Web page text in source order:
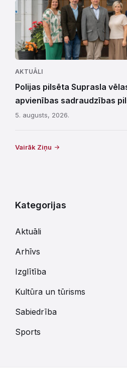
AKTUĀLI
Polijas pilsēta Suprasla
apvienības sadraudzības
5. augusts, 2026.
Vairāk Ziņu
Kategorijas
Aktuāli
Arhīvs
Izglītība
Kultūra un tūrisms
Sabiedrība
Sports